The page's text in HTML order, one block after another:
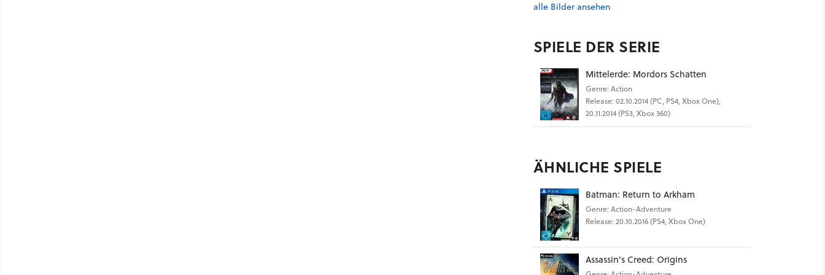
alle Bilder ansehen
SPIELE DER SERIE
Mittelerde: Mordors Schatten
Genre: Action
Release: 02.10.2014 (PC, PS4, Xbox One),
20.11.2014 (PS3, Xbox 360)
ÄHNLICHE SPIELE
Batman: Return to Arkham
Genre: Action-Adventure
Release: 20.10.2016 (PS4, Xbox One)
Assassin's Creed: Origins